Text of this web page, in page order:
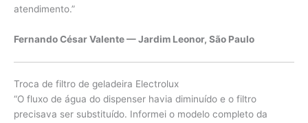
atendimento.”
Fernando César Valente — Jardim Leonor, São Paulo
Troca de filtro de geladeira Electrolux
“O fluxo de água do dispenser havia diminuído e o filtro
precisava ser substituído. Informei o modelo completo da